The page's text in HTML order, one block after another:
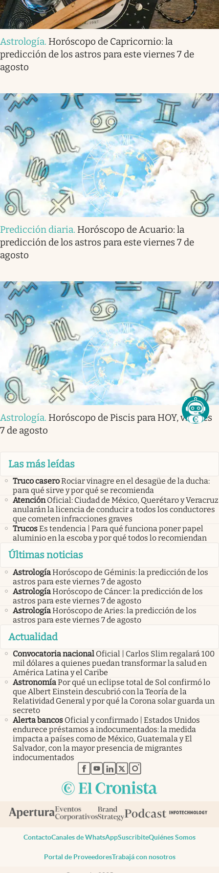
Astrología. Horóscopo de Capricornio: la
predicción de los astros para este viernes 7 de
agosto
Predicción diaria. Horóscopo de Acuario: la
predicción de los astros para este viernes 7 de
agosto
Astrología. Horóscopo de Piscis para HOY, viernes
7 de agosto
Las más leídas
Truco caseroRociar vinagre en el desagüe de la ducha:
para qué sirve y por qué se recomienda
Atención Oficial: Ciudad de México, Querétaro y Veracruz
anularán la licencia de conducir a todos los conductores
que cometen infracciones graves
TrucosEs tendencia | Para qué funciona poner papel
aluminio en la escoba y por qué todos lo recomiendan
Últimas noticias
AstrologíaHoróscopo de Géminis: la predicción de los
astros para este viernes 7 de agosto
AstrologíaHoróscopo de Cáncer: la predicción de los
astros para este viernes 7 de agosto
AstrologíaHoróscopo de Aries: la predicción de los
astros para este viernes 7 de agosto
Actualidad
Convocatoria nacional Oficial | Carlos Slim regalará 100
mil dólares a quienes puedan transformar la salud en
América Latina y el Caribe
AstronomíaPor qué un eclipse total de Sol confirmó lo
que Albert Einstein descubrió con la Teoría de la
Relatividad General y por qué la Corona solar guarda un
secreto
Alerta bancos Oficial y confirmado | Estados Unidos
endurece préstamos a indocumentados: la medida
impacta a países como de México, Guatemala y El
Salvador, con la mayor presencia de migrantes
indocumentados
abre en nueva pestaña
abre en nueva pestaña
abre en nueva pestaña
abre en nueva pestaña
abre en nueva pestaña
ContactoCanales de WhatsAppSuscribiteQuiénes Somos
Portal de ProveedoresTrabajá con nosotros